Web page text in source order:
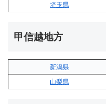
埼玉県
甲信越地方
新潟県
山梨県